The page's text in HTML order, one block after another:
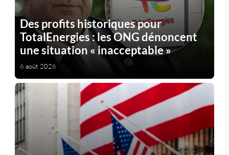
Des profits historiques pour
TotalEnergies : les ONG dénoncent
une situation « inacceptable »
6 août 2026